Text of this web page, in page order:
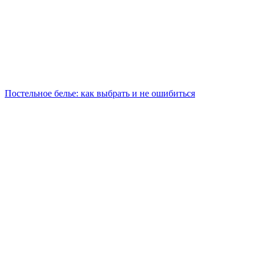
Постельное белье: как выбрать и не ошибиться